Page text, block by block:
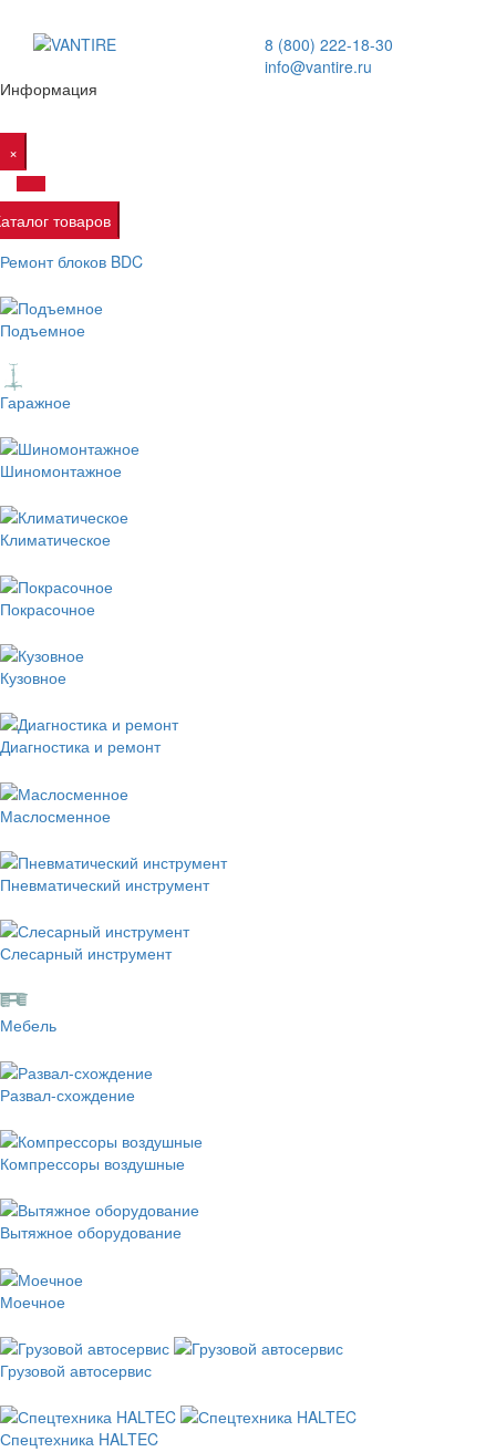
8 (800) 222-18-30
info@vantire.ru
Информация
×
товаров
Ремонт блоков BDC
Подъемное
Гаражное
Шиномонтажное
Климатическое
Покрасочное
Кузовное
Диагностика и ремонт
Маслосменное
Пневматический инструмент
Слесарный инструмент
Мебель
Развал-схождение
Компрессоры воздушные
Вытяжное оборудование
Моечное
Грузовой автосервис
Спецтехника HALTEC